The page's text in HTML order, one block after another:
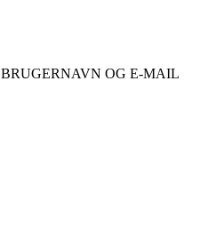
BRUGERNAVN OG E-MAIL